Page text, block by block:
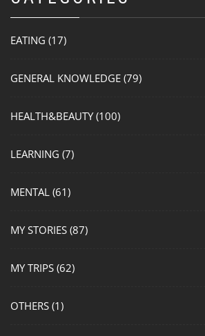
EATING (17)
GENERAL KNOWLEDGE (79)
HEALTH&BEAUTY(100)
LEARNING (7)
MENTAL (61)
MY STORIES (87)
MY TRIPS (62)
OTHERS (1)